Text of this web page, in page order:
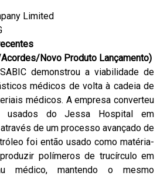
Limited
Novo Produto Lançamento)
demonstrou a viabilidade de
médicos de volta à cadeia de
médicos. A empresa converteu
usados do Jessa Hospital em
de um processo avançado de
foi então usado como matéria-
polímeros de trucírculo em
médico, mantendo o mesmo